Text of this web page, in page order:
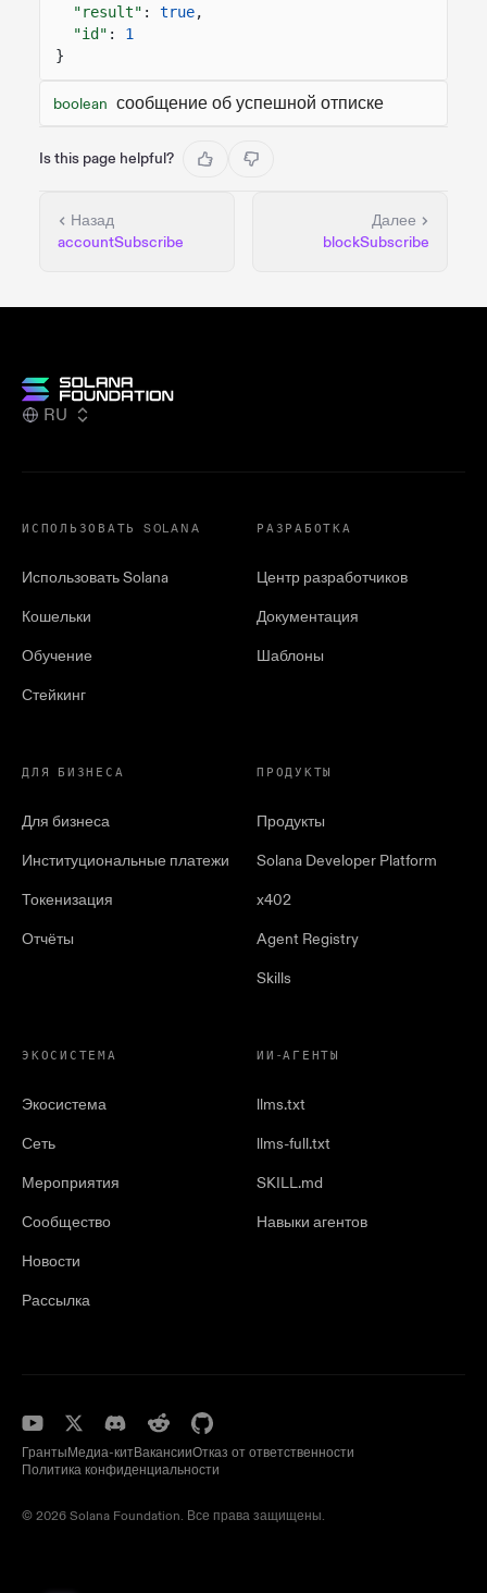
"result" : true,
"id" :
1
}
boolean сообщение об успешной отписке
Is this page helpful?
Назад
accountSubscribe
Далее
blockSubscribe
RU
ИСПОЛЬЗОВАТЬ SOLANA
Использовать Solana
Кошельки
Обучение
Стейкинг
РАЗРАБОТКА
Центр разработчиков
Документация
Шаблоны
ДЛЯ БИЗНЕСА
Для бизнеса
Институциональные платежи
Токенизация
Отчёты
ПРОДУКТЫ
Продукты
Solana Developer Platform
x402
Agent Registry
Skills
ЭКОСИСТЕМА
Экосистема
Сеть
Мероприятия
Сообщество
Новости
Рассылка
ИИ-АГЕНТЫ
llms.txt
llms-full.txt
SKILL.md
Навыки агентов
ГрантыМедиа-китВакансииОтказ от ответственности
Политика конфиденциальности
© 2026 Solana Foundation. Все права защищены.